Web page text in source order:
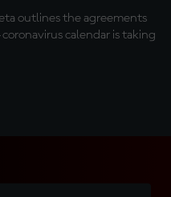
outlines the agreements
calendar is taking